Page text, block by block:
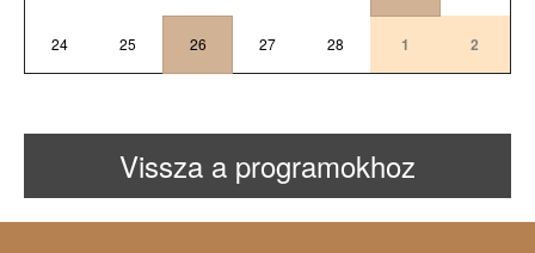
24 25 26 27 28 1 2
Vissza a programokhoz